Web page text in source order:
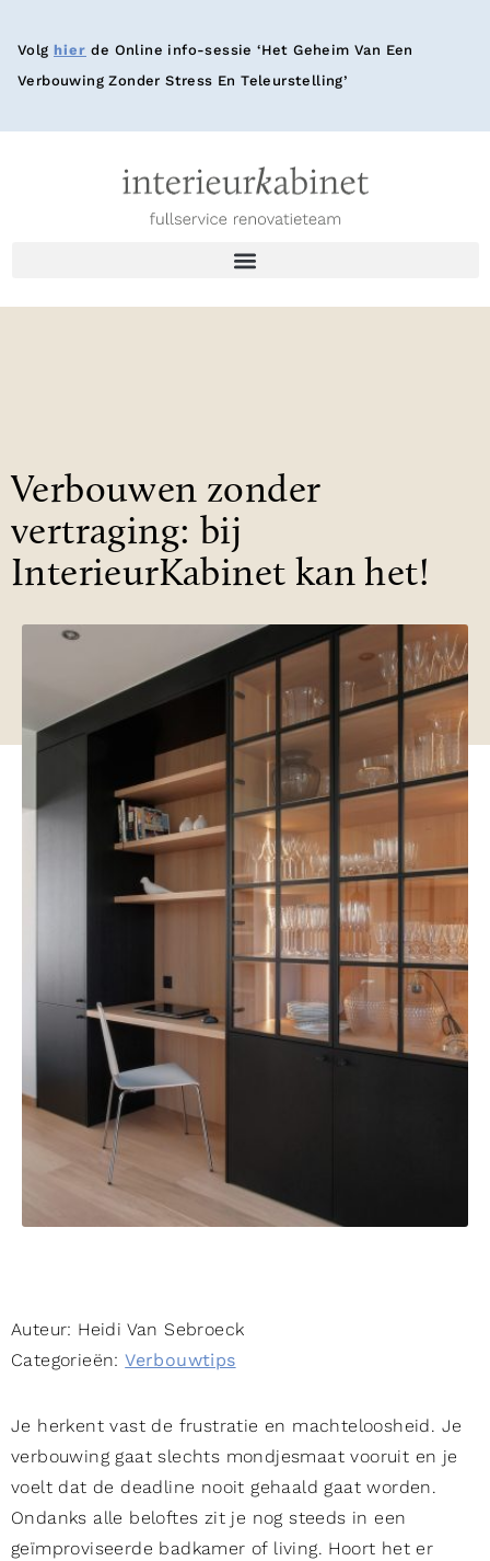
Volg hier de Online info-sessie ‘Het Geheim Van Een
Verbouwing Zonder Stress En Teleurstelling’
Verbouwen zonder
vertraging: bij
InterieurKabinet kan het!
Auteur: Heidi Van Sebroeck
Categorieën:Verbouwtips
Je herkent vast de frustratie en machteloosheid. Je
verbouwing gaat slechts mondjesmaat vooruit en je
voelt dat de deadline nooit gehaald gaat worden.
Ondanks alle beloftes zit je nog steeds in een
geïmproviseerde badkamer of living. Hoort het er